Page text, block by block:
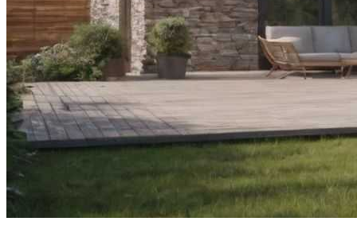
Решения Для Скрытого Водоотвода В
Фасадах Современных Зданий
Лист Сталь 40Х: Особенности И
Применение